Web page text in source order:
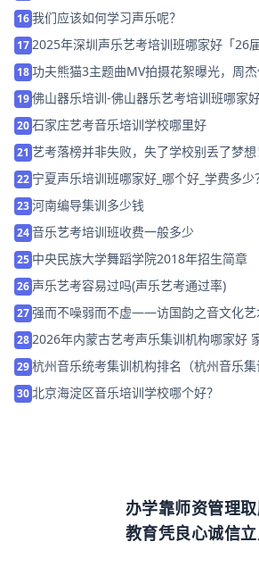
16我们应该如何学习声乐呢？
17 2025年深圳声乐艺考培训班哪家好「26
18功夫熊猫3主题曲MV拍摄花絮曝光，周
19佛山器乐培训-佛山器乐艺考培训班哪家
20石家庄艺考音乐培训学校哪里好
21 艺考落榜并非失败，失了学校别丢了梦想
22 宁夏声乐培训班哪家好_哪个好_学费多少
23河南编导集训多少钱
24音乐艺考培训班收费一般多少
25 中央民族大学舞蹈学院2018年招生简章
26 声乐艺考容易过吗(声乐艺考通过率)
27强而不噪弱而不虚——访国韵之音文化艺
28 2026年内蒙古艺考声乐集训机构哪家好
29杭州音乐统考集训机构排名（杭州音乐集
30 北京海淀区音乐培训学校哪个好？
办学靠师资管理
教育凭良心诚信